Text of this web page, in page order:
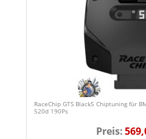
RaceChip GTS Black5 Chiptuning für
520d 190Ps
Preis: